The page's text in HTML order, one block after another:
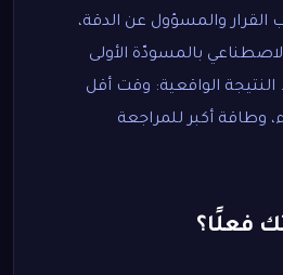
والمسؤول عن الدقة،
بالمسودّة الأولى
النتيجة الواقعية: وقت أقل
وطاقة أكبر للمراجعة
فعلًا؟